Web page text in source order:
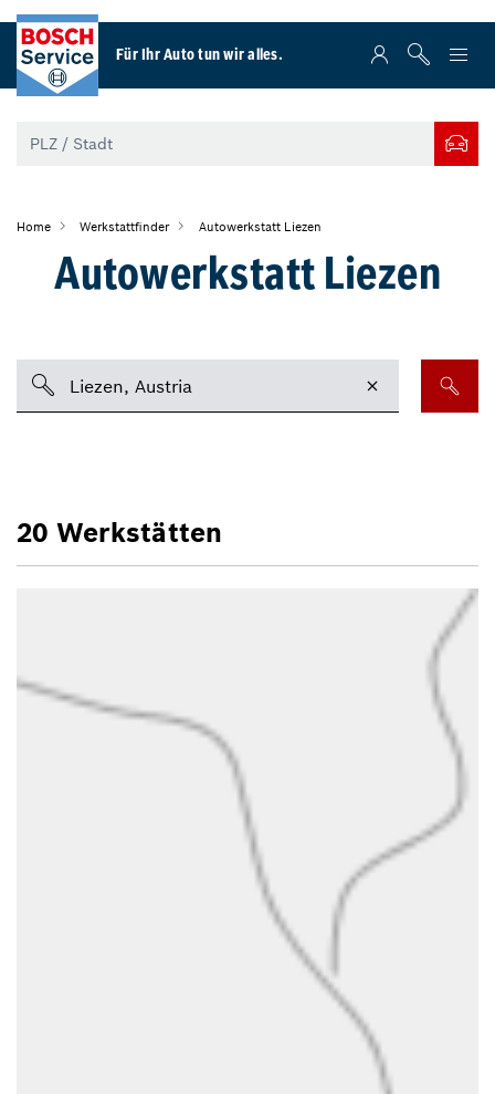
Für Ihr Auto tun wir alles.
Home Werkstattfinder Autowerkstatt Liezen
Autowerkstatt Liezen